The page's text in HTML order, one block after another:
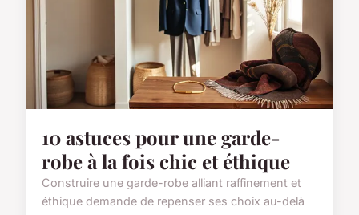
10 astuces pour une garde-
robe à la fois chic et éthique
Construire une garde-robe alliant raffinement et
éthique demande de repenser ses choix au-delà